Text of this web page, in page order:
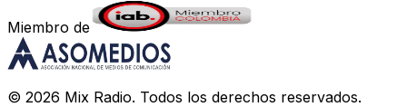
Miembro de
© 2026 Mix Radio. Todos los derechos reservados.